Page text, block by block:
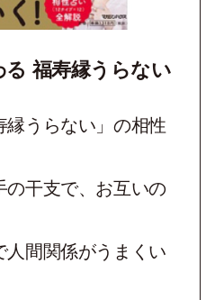
福寿縁うらない
縁うらない」の相性
の干支で、お互いの
間関係がうまくい